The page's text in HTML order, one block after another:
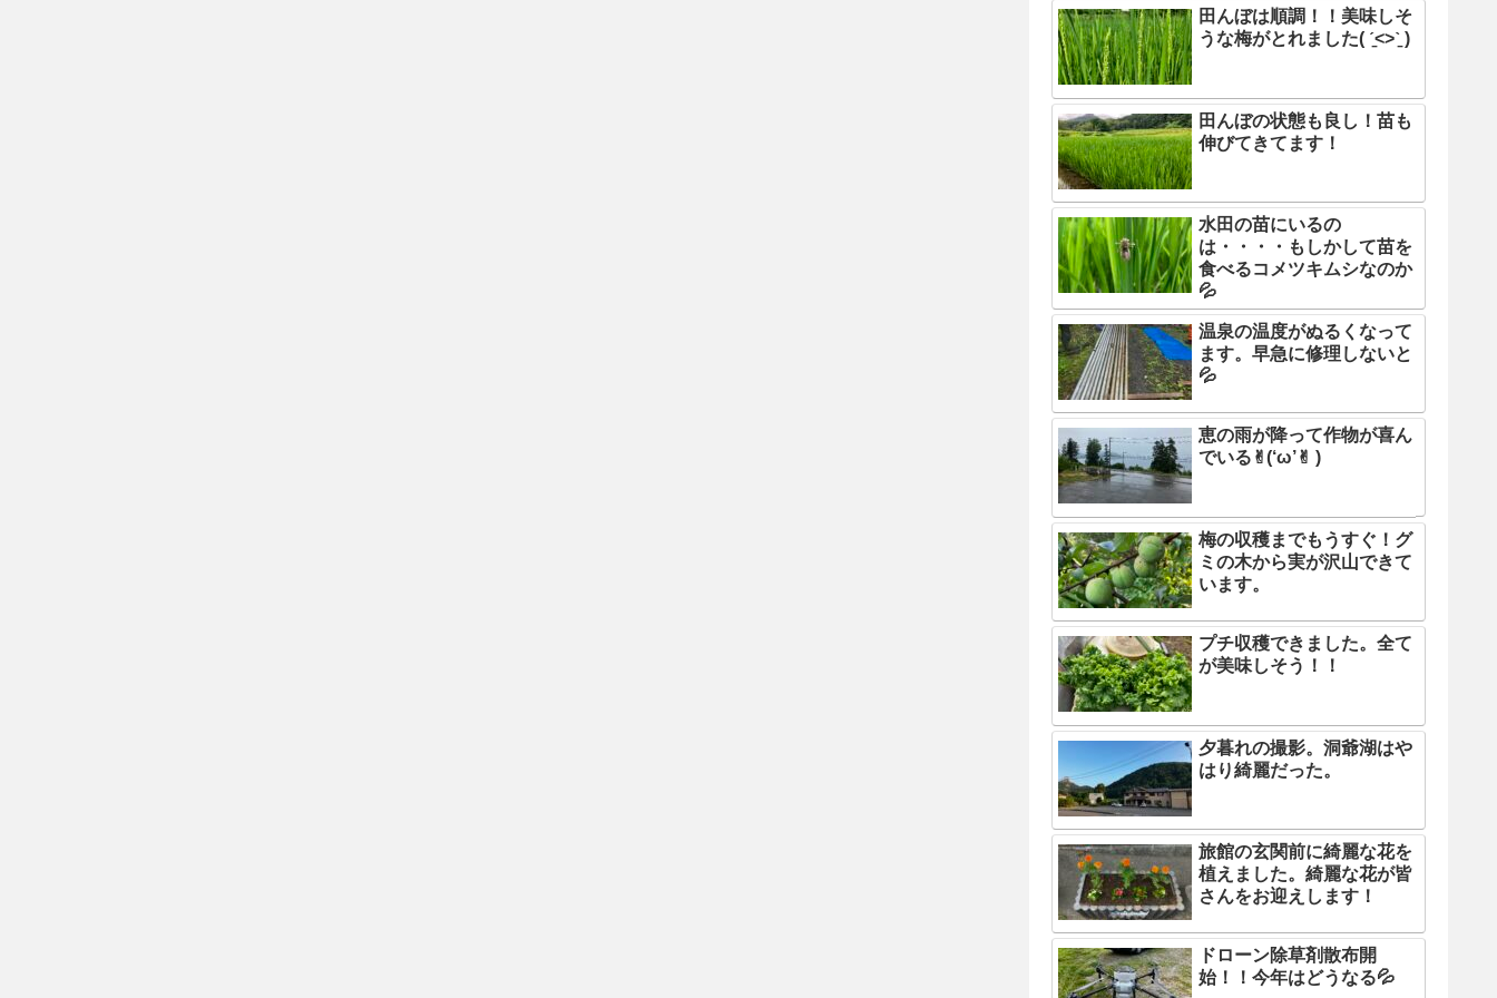
田んぼは順調！！美味しそ
うな梅がとれました( ˊ̱˂˃ˋ̱ )
田んぼの状態も良し！苗も
伸びてきてます！
水田の苗にいるの
は・・・・もしかして苗を
食べるコメツキムシなのか
💦
温泉の温度がぬるくなって
ます。早急に修理しないと
💦
恵の雨が降って作物が喜ん
でいる✌︎(‘ω’✌︎ )
梅の収穫までもうすぐ！グ
ミの木から実が沢山できて
います。
プチ収穫できました。全て
が美味しそう！！
夕暮れの撮影。洞爺湖はや
はり綺麗だった。
旅館の玄関前に綺麗な花を
植えました。綺麗な花が皆
さんをお迎えします！
ドローン除草剤散布開
始！！今年はどうなる💦